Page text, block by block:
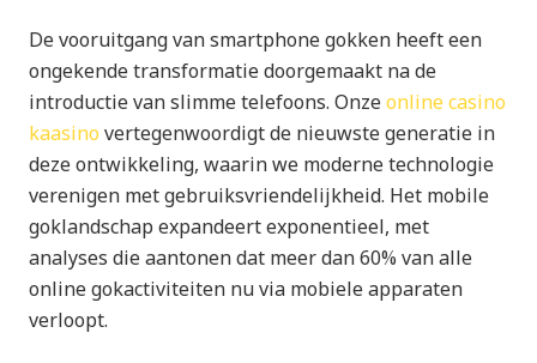
De vooruitgang van smartphone gokken heeft een
ongekende transformatie doorgemaakt na de
introductie van slimme telefoons. Onzeonline casino
kaasino vertegenwoordigt de nieuwste generatie in
deze ontwikkeling, waarin we moderne technologie
verenigen met gebruiksvriendelijkheid. Het mobile
goklandschap expandeert exponentieel, met
analyses die aantonen dat meer dan 60% van alle
online gokactiviteiten nu via mobiele apparaten
verloopt.